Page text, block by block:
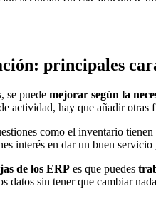
principales
, se puede mejorar según la
actividad, hay que añadir
como el inventario
interés en dar un buen
de los ERP es que puedes
sin tener que cambiar